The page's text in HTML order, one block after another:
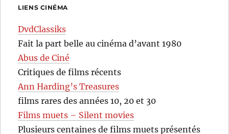
LIENS CINÉMA
DvdClassiks
Fait la part belle au cinéma d’avant 1980
Abus de Ciné
Critiques de films récents
Ann Harding’s Treasures
films rares des années 10, 20 et 30
Films muets – Silent movies
Plusieurs centaines de films muets présentés